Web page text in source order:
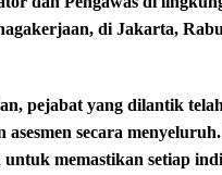
di Jakarta,
pejabat yang dilantik
asesmen secara
memastikan setiap